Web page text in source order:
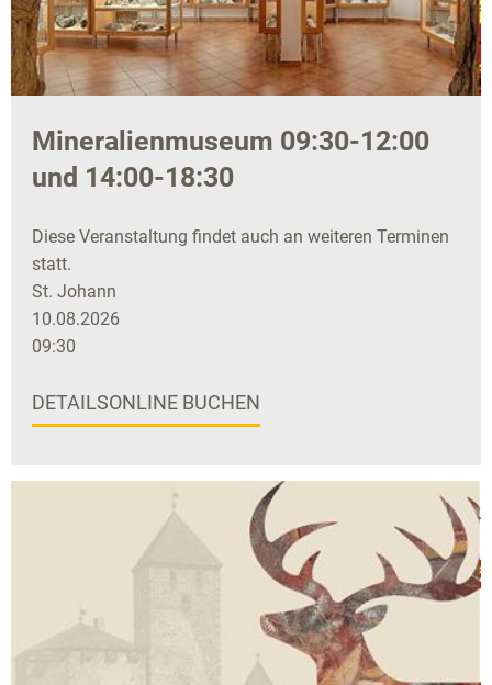
Mineralienmuseum 09:30-12:00
und 14:00-18:30
Diese Veranstaltung findet auch an weiteren Terminen
statt.
St. Johann
10.08.2026
09:30
DETAILSONLINE BUCHEN